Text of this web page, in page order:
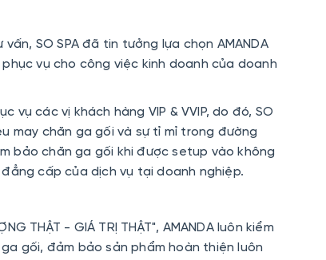
SO SPA đã tin tưởng lựa chọn AMANDA
vụ cho công việc kinh doanh của doanh
vụ các vị khách hàng VIP & VVIP, do đó, SO
may chăn ga gối và sự tỉ mỉ trong đường
bảo chăn ga gối khi được setup vào không
cấp của dịch vụ tại doanh nghiệp.
THẬT - GIÁ TRỊ THẬT", AMANDA luôn kiểm
gối, đảm bảo sản phẩm hoàn thiện luôn